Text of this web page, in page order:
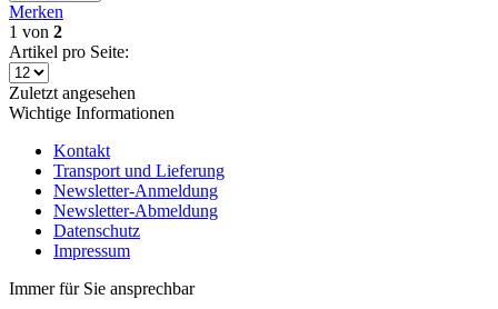
Merken
1 von 2
Artikel pro Seite:
Zuletzt angesehen
Wichtige Informationen
Kontakt
Transport und Lieferung
Newsletter-Anmeldung
Newsletter-Abmeldung
Datenschutz
Impressum
Immer für Sie ansprechbar